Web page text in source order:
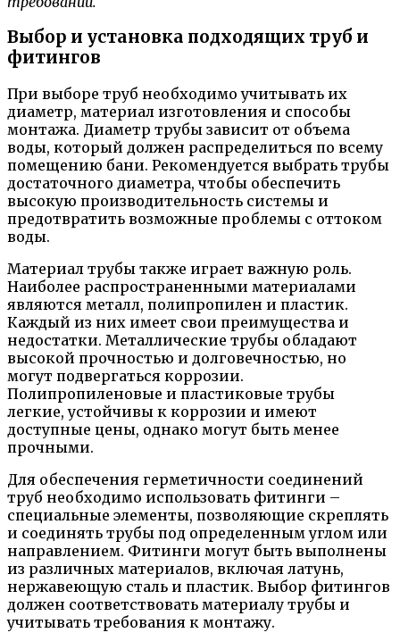
Выбор и установка подходящих труб и
фитингов
При выборе труб необходимо учитывать их
диаметр, материал изготовления и способы
монтажа. Диаметр трубы зависит от объема
воды, который должен распределиться по всему
помещению бани. Рекомендуется выбрать трубы
достаточного диаметра, чтобы обеспечить
высокую производительность системы и
предотвратить возможные проблемы с оттоком
воды.
Материал трубы также играет важную роль.
Наиболее распространенными материалами
являются металл, полипропилен и пластик.
Каждый из них имеет свои преимущества и
недостатки. Металлические трубы обладают
высокой прочностью и долговечностью, но
могут подвергаться коррозии.
Полипропиленовые и пластиковые трубы
легкие, устойчивы к коррозии и имеют
доступные цены, однако могут быть менее
прочными.
Для обеспечения герметичности соединений
труб необходимо использовать фитинги –
специальные элементы, позволяющие скреплять
и соединять трубы под определенным углом или
направлением. Фитинги могут быть выполнены
из различных материалов, включая латунь,
нержавеющую сталь и пластик. Выбор фитингов
должен соответствовать материалу трубы и
учитывать требования к монтажу.